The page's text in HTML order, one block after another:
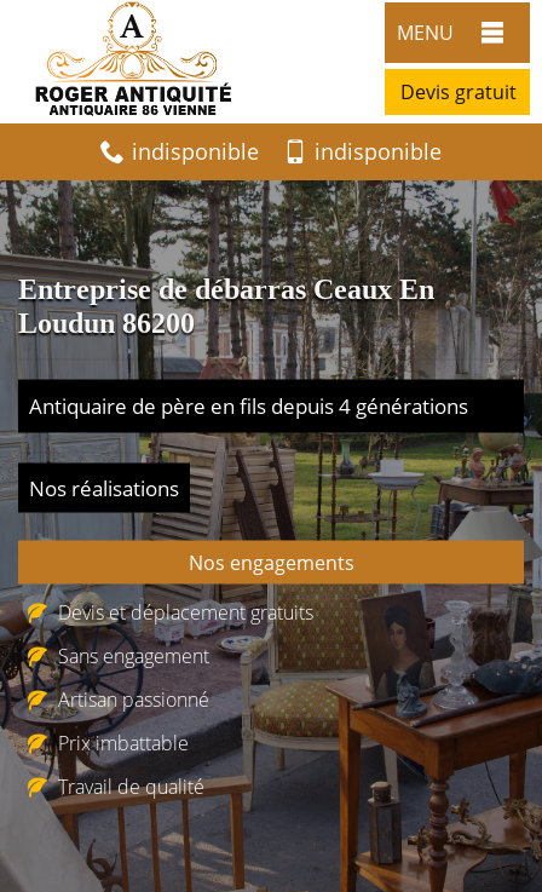
MENU
Devis gratuit
indisponible indisponible
Entreprise de débarras Ceaux En
Loudun 86200
Antiquaire de père en fils depuis 4 générations
Nos réalisations
Nos engagements
Devis et déplacement gratuits
Sans engagement
Artisan passionné
Prix imbattable
Travail de qualité